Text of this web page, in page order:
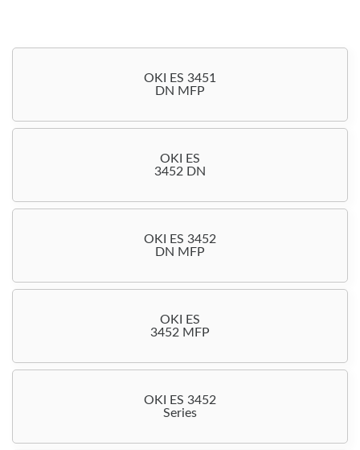
OKI ES 3451
DN MFP
OKI ES
3452 DN
OKI ES 3452
DN MFP
OKI ES
3452 MFP
OKI ES 3452
Series